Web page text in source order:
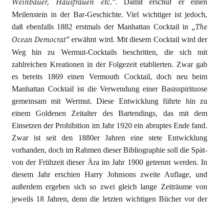
Weinbauer, Hausfrauen etc.“. Damit erschuf er einen
Meilenstein in der Bar-Geschichte. Viel wichtiger ist jedoch,
daß ebenfalls 1882 erstmals der Manhattan Cocktail in „The
Ocean Democrat“erwähnt wird. Mit diesem Cocktail wird der
Weg hin zu Wermut-Cocktails beschritten, die sich mit
zahlreichen Kreationen in der Folgezeit etablierten. Zwar gab
es bereits 1869 einen Vermouth Cocktail, doch neu beim
Manhattan Cocktail ist die Verwendung einer Basisspirituose
gemeinsam mit Wermut. Diese Entwicklung führte hin zu
einem Goldenen Zeitalter des Bartendings, das mit dem
Einsetzen der Prohibition im Jahr 1920 ein abruptes Ende fand.
Zwar ist seit den 1880er Jahren eine stete Entwicklung
vorhanden, doch im Rahmen dieser Bibliographie soll die Spät-
von der Frühzeit dieser Ära im Jahr 1900 getrennt werden. In
diesem Jahr erschien Harry Johnsons zweite Auflage, und
außerdem ergeben sich so zwei gleich lange Zeiträume von
jeweils 18 Jahren, denn die letzten wichtigen Bücher vor der